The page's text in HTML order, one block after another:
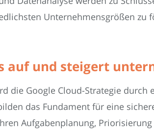
Unternehmensgrößen zu
auf und steigert
die Google Cloud-Strategie
das Fundament für eine
Aufgabenplanung,